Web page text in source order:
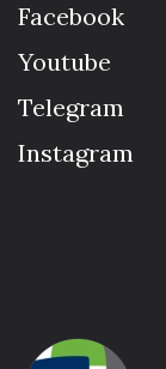
Facebook
Youtube
Telegram
Instagram